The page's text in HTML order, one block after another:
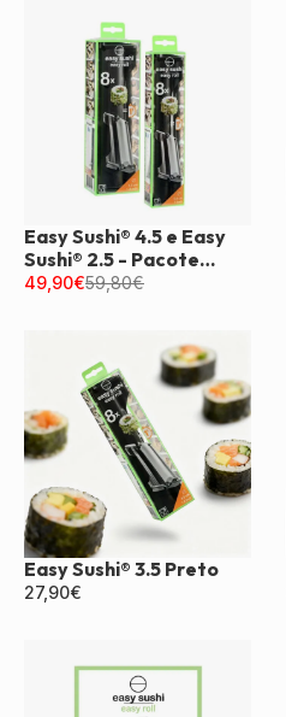
Easy Sushi® 4.5 e Easy
Sushi® 2.5 - Pacote
Duplo Preto
49,90€59,80€
Easy Sushi® 3.5 Preto
27,90€